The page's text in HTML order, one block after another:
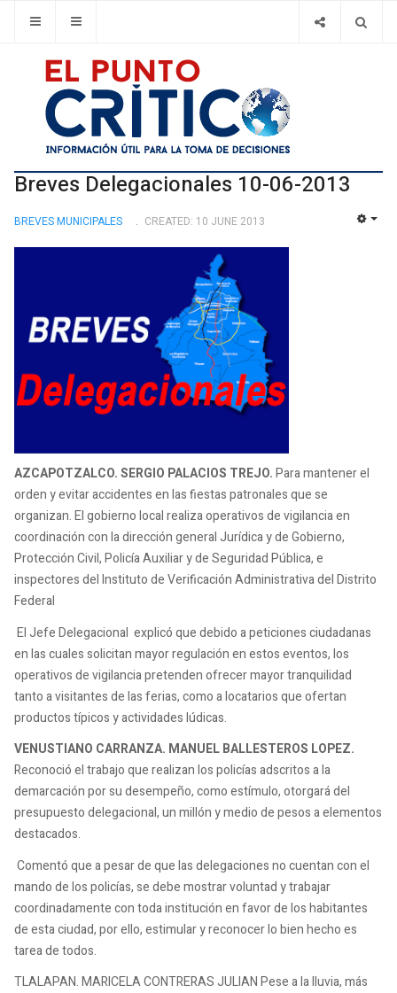
Breves Delegacionales 10-06-2013
BREVES MUNICIPALES CREATED: 10 JUNE 2013
AZCAPOTZALCO. SERGIO PALACIOS TREJO.Para mantener el
orden y evitar accidentes en las fiestas patronales que se
organizan. El gobierno local realiza operativos de vigilancia en
coordinación con la dirección general Jurídica y de Gobierno,
Protección Civil, Policía Auxiliar y de Seguridad Pública, e
inspectores del Instituto de Verificación Administrativa del Distrito
Federal
El Jefe Delegacional explicó que debido a peticiones ciudadanas
en las cuales solicitan mayor regulación en estos eventos, los
operativos de vigilancia pretenden ofrecer mayor tranquilidad
tanto a visitantes de las ferias, como a locatarios que ofertan
productos típicos y actividades lúdicas.
VENUSTIANO CARRANZA. MANUEL BALLESTEROS LOPEZ.
Reconoció el trabajo que realizan los policías adscritos a la
demarcación por su desempeño, como estímulo, otorgará del
presupuesto delegacional, un millón y medio de pesos a elementos
destacados.
Comentó que a pesar de que las delegaciones no cuentan con el
mando de los policías, se debe mostrar voluntad y trabajar
coordinadamente con toda institución en favor de los habitantes
de esta ciudad, por ello, estimular y reconocer lo bien hecho es
tarea de todos.
TLALAPAN. MARICELA CONTRERAS JULIAN Pese a la lluvia, más